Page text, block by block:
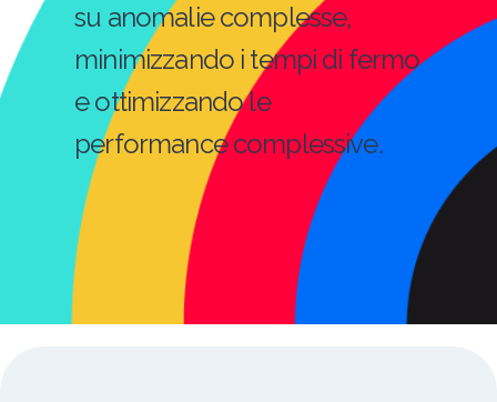
su anomalie complesse,
minimizzando i tempi di fermo
e ottimizzando le
performance complessive.